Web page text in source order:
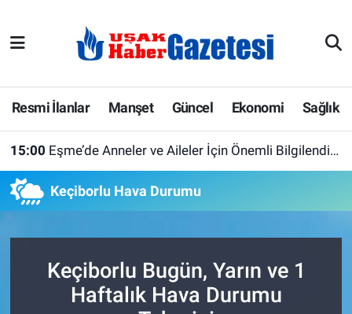
Resmi İlanlar Manşet Güncel Ekonomi Sağlık
15:00 Eşme’de Anneler ve Aileler İçin Önemli Bilgilendirme
Keçiborlu Hava Durumu
Keçiborlu Bugün, Yarın ve 1
Haftalık Hava Durumu
E-Gazete
Ekonomi
İlanlar
Köşe Yazarları
Uşak Hava Durumu
Uşak Trafik Yoğunluk Haritası
Süper Lig Puan Durumu ve Fikstür
Haber Arşivi